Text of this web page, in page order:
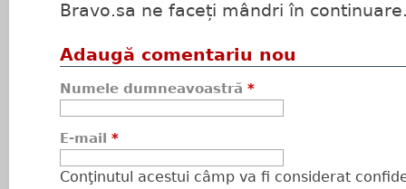
Bravo.sa ne faceți mândri în
Adaugă comentariu nou
Numele dumneavoastră *
E-mail *
Conţinutul acestui câmp va fi considerat